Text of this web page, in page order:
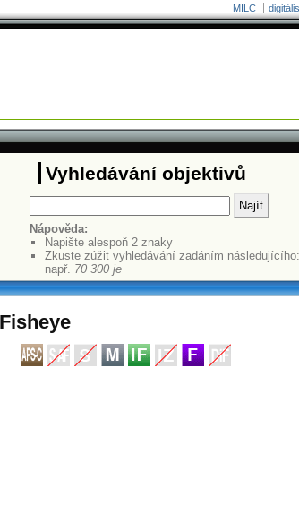
MILC
Vyhledávání objektivů
Nápověda:
Napište alespoň 2 znaky
Zkuste zúžit vyhledávání zadáním následujícího:
např. 70 300 je